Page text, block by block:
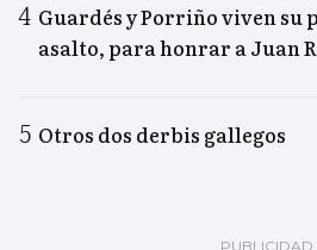
Guardés y Porriño viven su
asalto, para honrar a Juan
Otros dos derbis gallegos